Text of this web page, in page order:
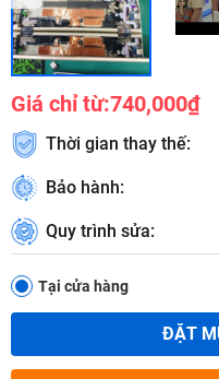
Giá chỉ từ:740,000₫
Thời gian thay thế:
Bảo hành:
Quy trình sửa:
Tại cửa hàng
ĐẶT